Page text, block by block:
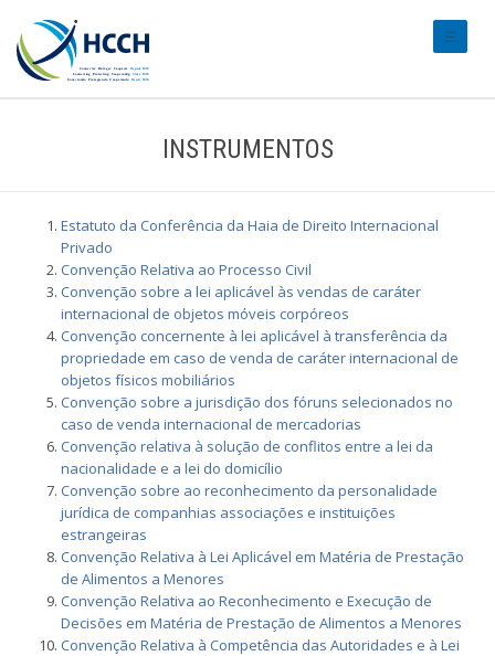
INSTRUMENTOS
Estatuto da Conferência da Haia de Direito Internacional
Privado
Convenção Relativa ao Processo Civil
Convenção sobre a lei aplicável às vendas de caráter
internacional de objetos móveis corpóreos
Convenção concernente à lei aplicável à transferência da
propriedade em caso de venda de caráter internacional de
objetos físicos mobiliários
Convenção sobre a jurisdição dos fóruns selecionados no
caso de venda internacional de mercadorias
Convenção relativa à solução de conflitos entre a lei da
nacionalidade e a lei do domicílio
Convenção sobre ao reconhecimento da personalidade
jurídica de companhias associações e instituições
estrangeiras
Convenção Relativa à Lei Aplicável em Matéria de Prestação
de Alimentos a Menores
Convenção Relativa ao Reconhecimento e Execução de
Decisões em Matéria de Prestação de Alimentos a Menores
Convenção Relativa à Competência das Autoridades e à Lei